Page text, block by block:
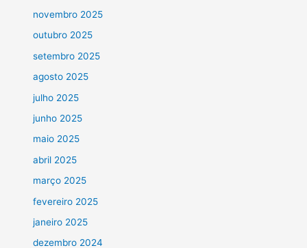
novembro 2025
outubro 2025
setembro 2025
agosto 2025
julho 2025
junho 2025
maio 2025
abril 2025
março 2025
fevereiro 2025
janeiro 2025
dezembro 2024